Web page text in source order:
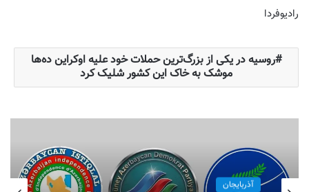
رادیوفردا
روسیه در یکی از بزرگ‌ترین حملات خود علیه اوکراین ده‌ها
موشک به خاک این کشور شلیک کرد
آذربایجان